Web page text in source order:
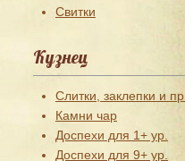
Свитки
Кузнец
Слитки, заклепки и пр.
Камни чар
Доспехи для 1+ ур.
Доспехи для 9+ ур.